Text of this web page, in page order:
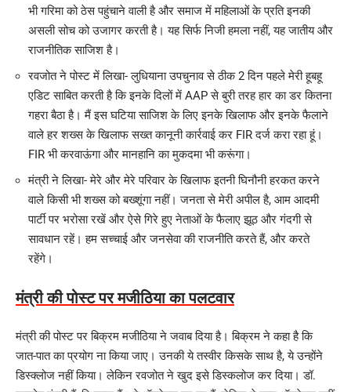
भी गरिमा को ठेस पहुंचाने वाली है और समाज में महिलाओं के प्रति इनकी
असली सोच को उजागर करती है। यह सिर्फ निजी हमला नहीं, यह जातीय और
राजनीतिक साजिश है।
रवजोत ने पोस्ट में लिखा- लुधियाना उपचुनाव से ठीक 2 दिन पहले मेरी हूबहू
एडिट साबित करती है कि इनके दिलों में AAP से बुरी तरह हार का डर कितना
गहरा बैठा है। मैं इस घटिया साजिश के लिए इनके खिलाफ और इनके फैलाने
वाले हर शख्स के खिलाफ सख्त कानूनी कार्रवाई कर FIR दर्ज करा रहा हूं।
FIR भी करवाऊंगा और मानहानि का मुकदमा भी करूंगा।
मंत्री ने लिखा- मेरे और मेरे परिवार के खिलाफ इतनी घिनौनी हरकत करने
वाले किसी भी शख्स को बख्शूंगा नहीं। जनता से मेरी अपील है, आम आदमी
पार्टी पर भरोसा रखें और ऐसे गिरे हुए नेताओं के फैलाए झूठ और गंदगी से
सावधान रहें। हम सच्चाई और जनसेवा की राजनीति करते हैं, और करते
रहेंगे।
मंत्री की पोस्ट पर मजीठिया का पलटवार
मंत्री की पोस्ट पर बिक्रम मजीठिया ने जवाब दिया है। बिक्रम ने कहा है कि
जात-पात का प्रयोग ना किया जाए। उनकी ये तस्वीर किसके साथ है, ये उन्होंने
डिस्क्लोज नहीं किया। लेकिन रवजोत ने खुद इसे डिस्कलोज कर दिया। डॉ.